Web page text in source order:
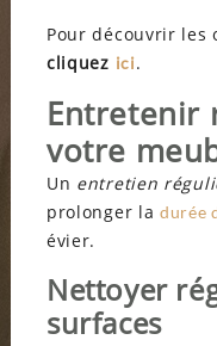
Pour découvrir les
cliquez ici.
Entretenir
votre
Un entretien
prolonger ladurée
évier.
Nettoyer
surfaces